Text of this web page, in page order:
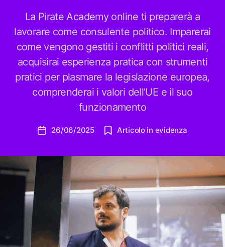
La Pirate Academy online ti preparerà a
lavorare come consulente politico. Imparerai
come vengono gestiti i conflitti politici reali,
acquisirai esperienza pratica con strumenti
pratici per plasmare la legislazione europea,
comprenderai i valori dell’UE e il suo
funzionamento
Data26/06/2025 Articolo in evidenza